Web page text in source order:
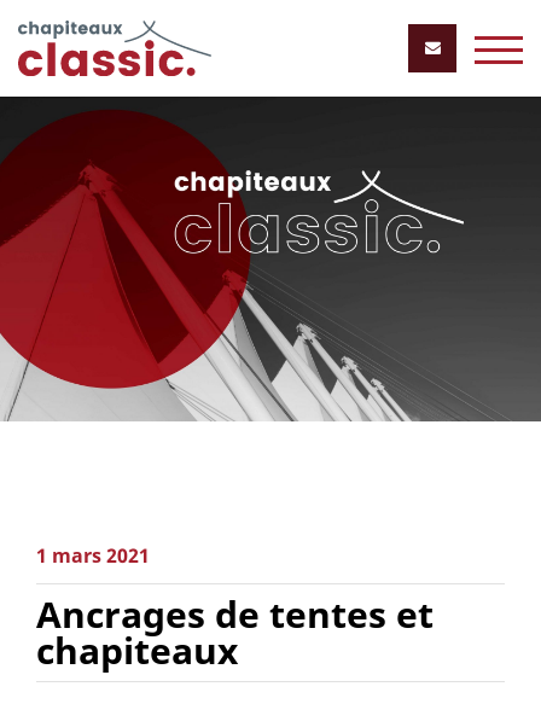
1 mars 2021
Ancrages de tentes et
chapiteaux